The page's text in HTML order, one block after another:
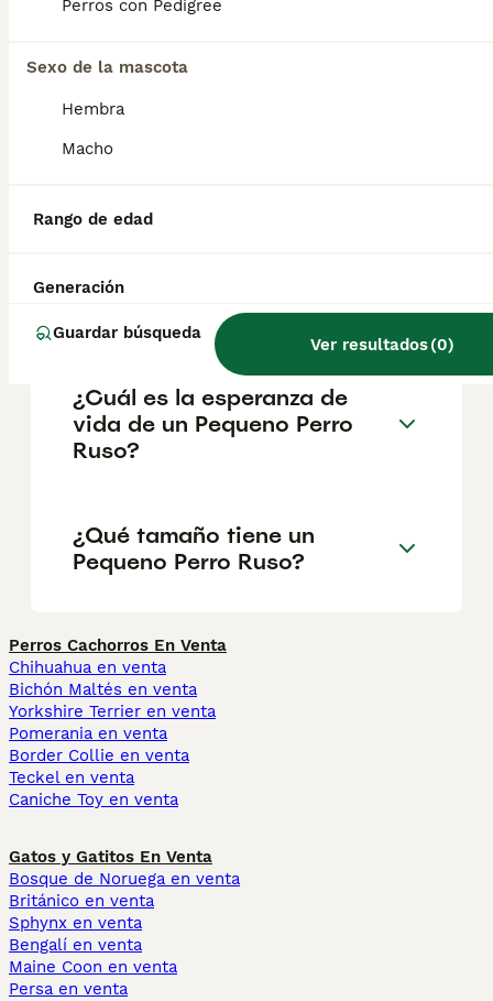
Perros con Pedigree
Sexo de la mascota
Hembra
Macho
Rango de edad
Generación
Guardar búsqueda
Ver resultados(0)
ubicación.
¿Cómo es el carácter de
desventajas de la raza
Pequeno Perro Ruso?
¿Cuál es la esperanza de
vida de un Pequeno Perro
Ruso?
¿Qué tamaño tiene un
Pequeno Perro Ruso?
Perros Cachorros En Venta
Chihuahua en venta
Bichón Maltés en venta
Yorkshire Terrier en venta
Pomerania en venta
Border Collie en venta
Teckel en venta
Caniche Toy en venta
Gatos y Gatitos En Venta
Bosque de Noruega en venta
Británico en venta
Sphynx en venta
Bengalí en venta
Maine Coon en venta
Persa en venta